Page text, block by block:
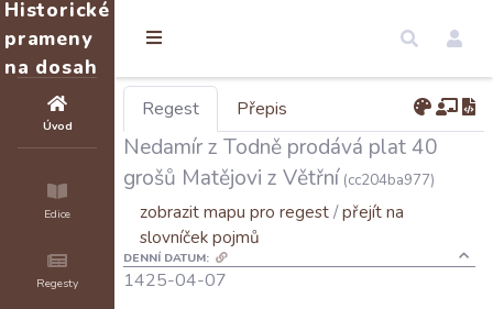
Historické
prameny
na dosah
Úvod
Edice
Regesty
Regest Přepis
Nedamír z Todně prodává plat 40
grošů Matějovi z Větřní (cc204ba977)
zobrazit mapu pro regest/přejít na
slovníček pojmů
DENNÍ DATUM:
1425-04-07